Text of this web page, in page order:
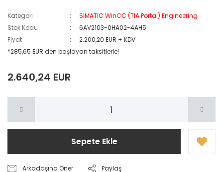
Kategori
SIMATIC WinCC (TIA Portal) Engineering
Stok Kodu
6AV2103-0HA02-4AH5
Fiyat
2.200,20 EUR + KDV
*285,65 EUR den başlayan taksitlerle!
2.640,24 EUR
Sepete Ekle
Arkadaşına Öner Paylaş